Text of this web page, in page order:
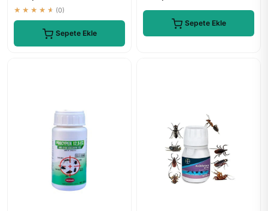
★★★★★ (0)
Sepete Ekle
Sepete Ekle